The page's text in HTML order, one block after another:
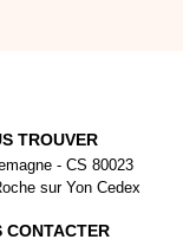
TROUVER
- CS 80023
sur Yon Cedex
CONTACTER